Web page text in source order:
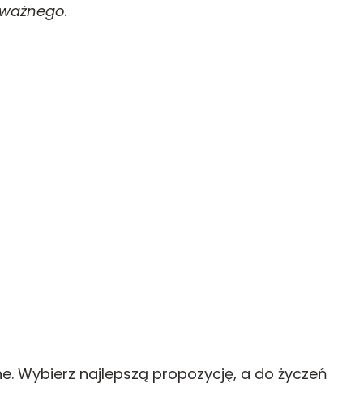
Wybierz najlepszą propozycję, a do życzeń